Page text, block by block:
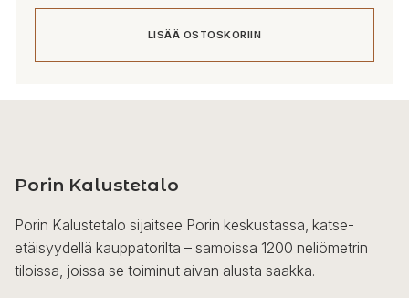
LISÄÄ OSTOSKORIIN
Porin Kalustetalo
Porin Kalustetalo sijaitsee Porin keskustassa, katse-
etäisyydellä kauppatorilta – samoissa 1200 neliömetrin
tiloissa, joissa se toiminut aivan alusta saakka.